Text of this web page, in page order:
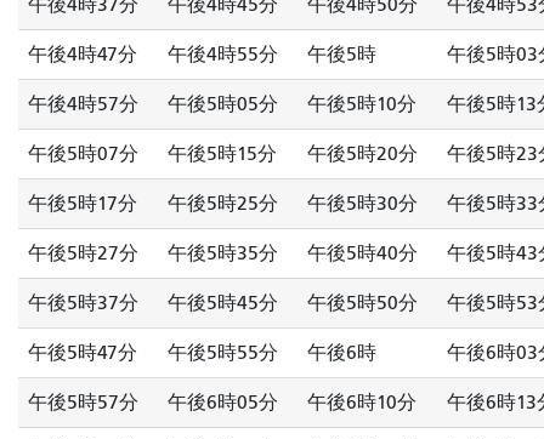
午後4時37分 午後4時45分 午後4時50分 午後4時53
午後4時47分 午後4時55分 午後5時 午後5時03
午後4時57分 午後5時05分 午後5時10分 午後5時13
午後5時07分 午後5時15分 午後5時20分 午後5時23
午後5時17分 午後5時25分 午後5時30分 午後5時33
午後5時27分 午後5時35分 午後5時40分 午後5時43
午後5時37分 午後5時45分 午後5時50分 午後5時53
午後5時47分 午後5時55分 午後6時 午後6時03
午後5時57分 午後6時05分 午後6時10分 午後6時13